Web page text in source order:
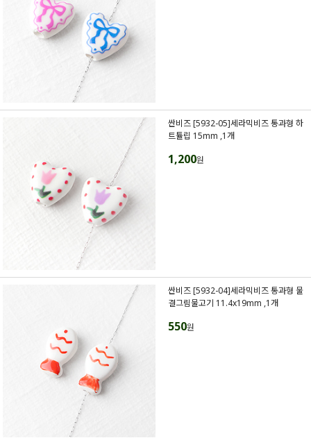
싼비즈 [5932-05]세라믹비즈 통과형 하
트튤립 15mm ,1개
1,200원
싼비즈 [5932-04]세라믹비즈 통과형 물
결그림물고기 11.4x19mm ,1개
550원